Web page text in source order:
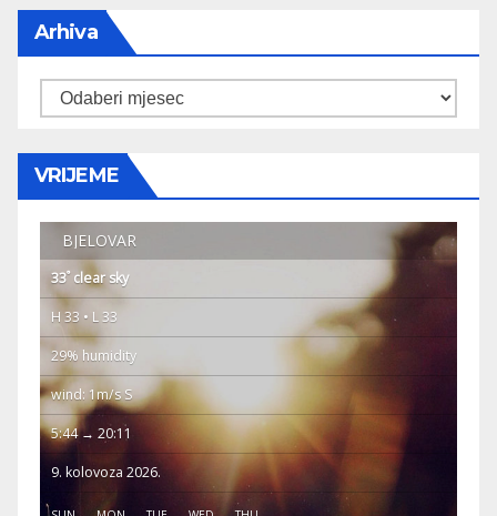
Arhiva
Arhiva
VRIJEME
BJELOVAR
33° clear sky
H 33 • L 33
29% humidity
wind: 1m/s S
5:44 → 20:11
9. kolovoza 2026.